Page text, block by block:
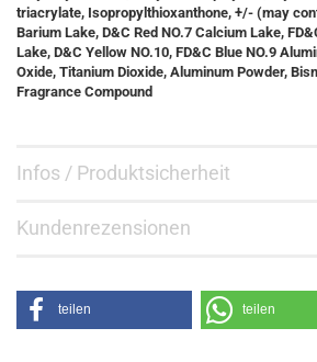
triacrylate, Isopropylthioxanthone, +/- (may
Barium Lake, D&C Red NO.7 Calcium Lake,
Lake, D&C Yellow NO.10, FD&C Blue NO.9
Oxide, Titanium Dioxide, Aluminum Powder,
Fragrance Compound
Infos / Produktsicherheit
Kundenrezensionen
teilen teilen